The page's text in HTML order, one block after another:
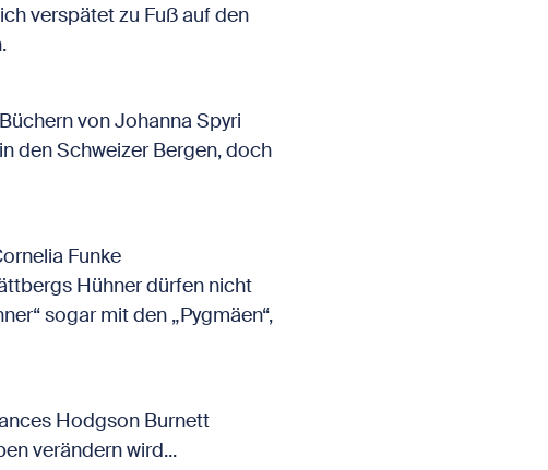
verspätet zu Fuß auf den
von Johanna Spyri
den Schweizer Bergen, doch
Funke
Hühner dürfen nicht
sogar mit den „Pygmäen“,
Hodgson Burnett
verändern wird...